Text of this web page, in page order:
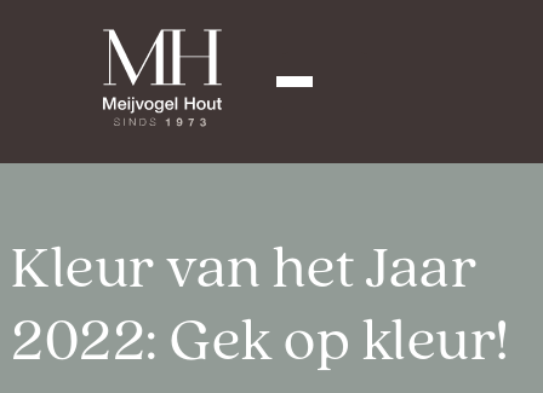
Kleur van het Jaar
2022: Gek op kleur!